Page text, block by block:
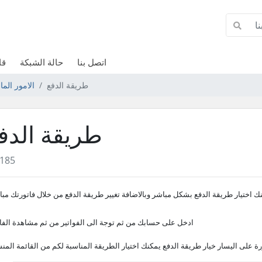
حالة الشبكة اتصل بنا
الامور طريقة الدفع
طريقة
185
اختيار طريقة الدفع بشكل مباشر وبالاضافة تغيير طريقة الدفع من خلال فاتورتك
ادخل على حسابك من ثم توجة الى الفواتير من ثم مشاهدة